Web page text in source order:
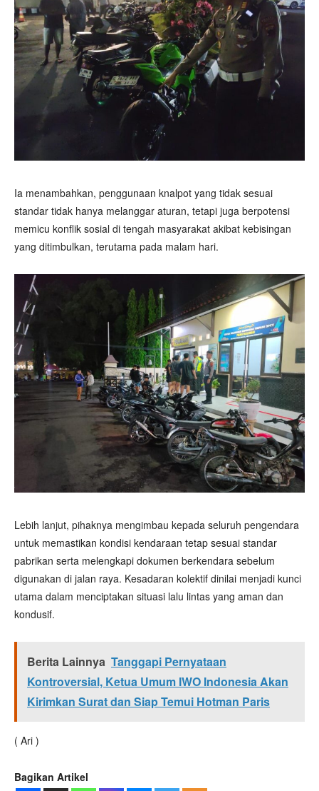
Ia menambahkan, penggunaan knalpot yang tidak sesuai
standar tidak hanya melanggar aturan, tetapi juga berpotensi
memicu konflik sosial di tengah masyarakat akibat kebisingan
yang ditimbulkan, terutama pada malam hari.
Lebih lanjut, pihaknya mengimbau kepada seluruh pengendara
untuk memastikan kondisi kendaraan tetap sesuai standar
pabrikan serta melengkapi dokumen berkendara sebelum
digunakan di jalan raya. Kesadaran kolektif dinilai menjadi kunci
utama dalam menciptakan situasi lalu lintas yang aman dan
kondusif.
Berita Lainnya Tanggapi Pernyataan
Kontroversial, Ketua Umum IWO Indonesia Akan
Kirimkan Surat dan Siap Temui Hotman Paris
( Ari )
Bagikan Artikel